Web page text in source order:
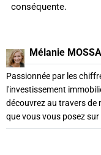
conséquente.
Mélanie
Passionnée par les
l'investissement
découvrez au travers de
que vous vous posez